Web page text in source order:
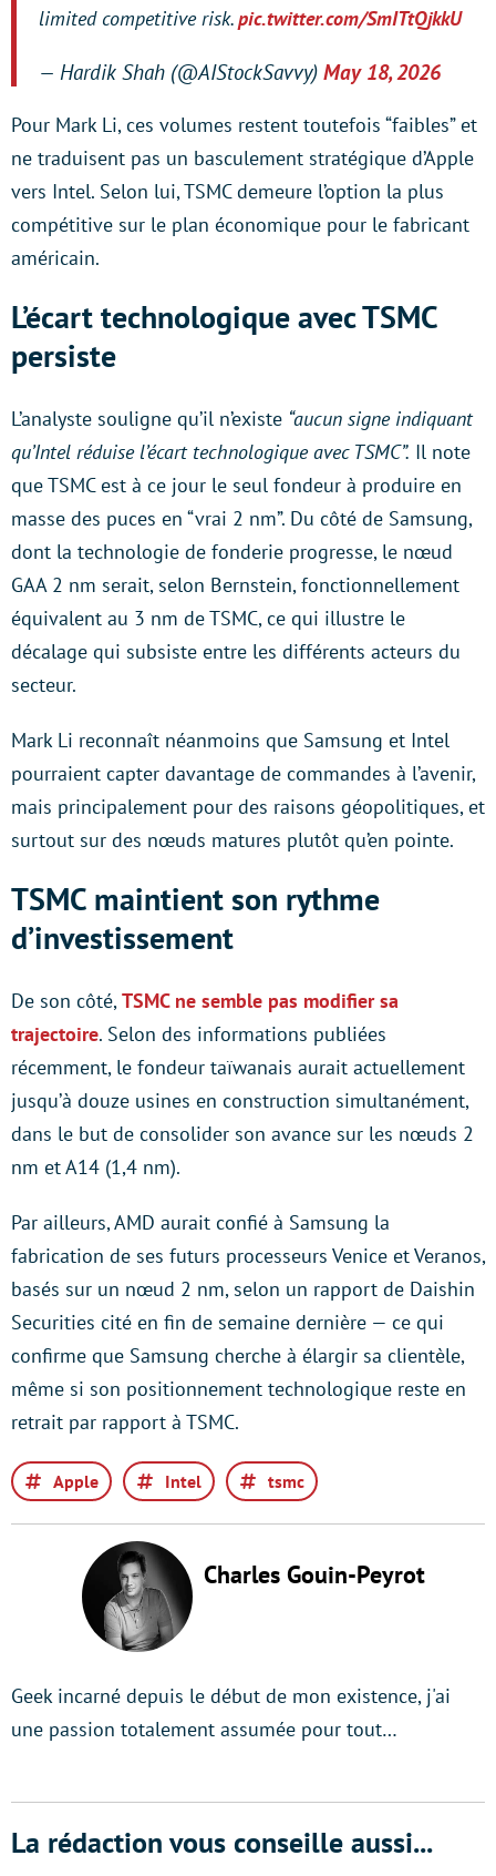
limited competitive risk.pic.twitter.com/SmITtQjkkU
— Hardik Shah (@AIStockSavvy) May 18, 2026
Pour Mark Li, ces volumes restent toutefois “faibles” et
ne traduisent pas un basculement stratégique d’Apple
vers Intel. Selon lui, TSMC demeure l’option la plus
compétitive sur le plan économique pour le fabricant
américain.
L’écart technologique avec TSMC
persiste
L’analyste souligne qu’il n’existe “aucun signe indiquant
qu’Intel réduise l’écart technologique avec TSMC”. Il note
que TSMC est à ce jour le seul fondeur à produire en
masse des puces en “vrai 2 nm”. Du côté de Samsung,
dont la technologie de fonderie progresse, le nœud
GAA 2 nm serait, selon Bernstein, fonctionnellement
équivalent au 3 nm de TSMC, ce qui illustre le
décalage qui subsiste entre les différents acteurs du
secteur.
Mark Li reconnaît néanmoins que Samsung et Intel
pourraient capter davantage de commandes à l’avenir,
mais principalement pour des raisons géopolitiques, et
surtout sur des nœuds matures plutôt qu’en pointe.
TSMC maintient son rythme
d’investissement
De son côté,TSMC ne semble pas modifier sa
trajectoire. Selon des informations publiées
récemment, le fondeur taïwanais aurait actuellement
jusqu’à douze usines en construction simultanément,
dans le but de consolider son avance sur les nœuds 2
nm et A14 (1,4 nm).
Par ailleurs, AMD aurait confié à Samsung la
fabrication de ses futurs processeurs Venice et Veranos,
basés sur un nœud 2 nm, selon un rapport de Daishin
Securities cité en fin de semaine dernière — ce qui
confirme que Samsung cherche à élargir sa clientèle,
même si son positionnement technologique reste en
retrait par rapport à TSMC.
Apple Intel tsmc
Charles Gouin-Peyrot
Geek incarné depuis le début de mon existence, j'ai
une passion totalement assumée pour tout…
La rédaction vous conseille aussi...